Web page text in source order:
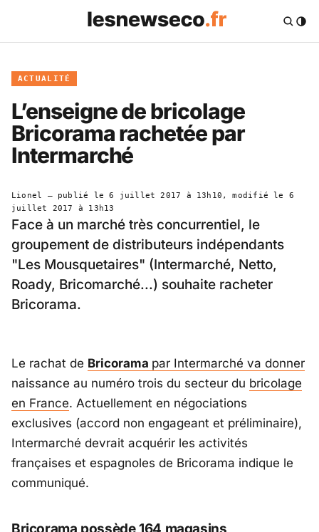
ACTUALITÉ
L’enseigne de bricolage
Bricorama rachetée par
Intermarché
Lionel — publié le6 juillet 2017 à 13h10 , modifié le 6
juillet 2017 à 13h13
Face à un marché très concurrentiel, le
groupement de distributeurs indépendants
"Les Mousquetaires" (Intermarché, Netto,
Roady, Bricomarché...) souhaite racheter
Bricorama.
Le rachat de Bricorama par Intermarché va donner
naissance au numéro trois du secteur du bricolage
en France. Actuellement en négociations
exclusives (accord non engageant et préliminaire),
Intermarché devrait acquérir les activités
françaises et espagnoles de Bricorama indique le
communiqué.